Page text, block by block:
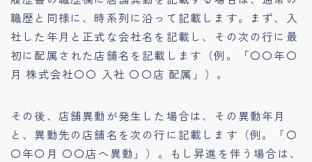
職歴と同様に、時系列に沿って記載します。まず、入
社した年月と正式な会社名を記載し、その次の行に最
初に配属された店舗名を記載します（例。「〇〇年〇
月 株式会社〇〇 入社 〇〇店 配属」）。
その後、店舗異動が発生した場合は、その異動年月
と、異動先の店舗名を次の行に記載します（例。「〇
〇年〇月 〇〇店へ異動」）。もし昇進を伴う場合は、